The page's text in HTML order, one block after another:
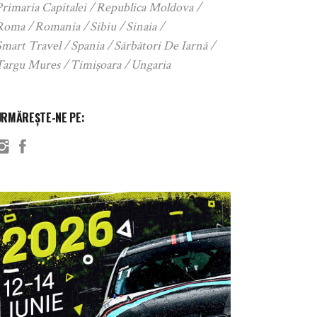
Capitalei
Republica Moldova
Romania Sibiu
Sinaia
Travel
Spania
Sărbători De Iarnă
Mures
Timișoara Ungaria
NE PE: